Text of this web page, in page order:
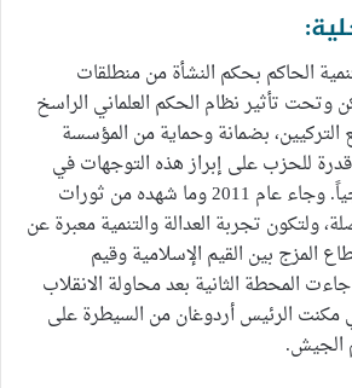
الحاكم بحكم النشأة من منطلقات
وتحت تأثير نظام الحكم العلماني الراسخ
التركيين، بضمانة وحماية من المؤسسة
للحزب على إبراز هذه التوجهات في
سياساته داخليا أو خارجياً. وجاء عام 2011 وما شهده من ثورات
ولتكون تجربة العدالة والتنمية معبرة عن
المزج بين القيم الإسلامية وقيم
جاءت المحطة الثانية بعد محاولة الانقلاب
2016، والتي مكنت الرئيس أردوغان من السيطرة على
الجيش.